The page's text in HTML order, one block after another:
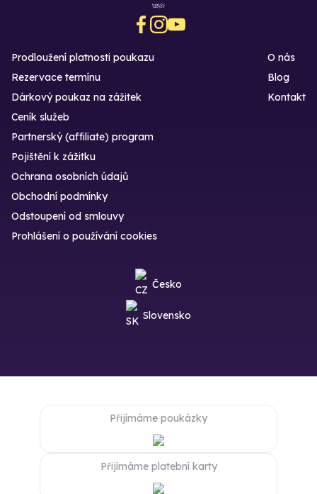
Prodloužení platnosti poukazu
Rezervace termínu
Dárkový poukaz na zážitek
O nás
Blog
Kontakt
Ceník služeb
Partnerský (affiliate) program
Pojištění k zážitku
Ochrana osobních údajů
Obchodní podmínky
Odstoupení od smlouvy
Prohlášení o používání cookies
Česko
Slovensko
Přijímáme poukázky
Přijímáme platební karty